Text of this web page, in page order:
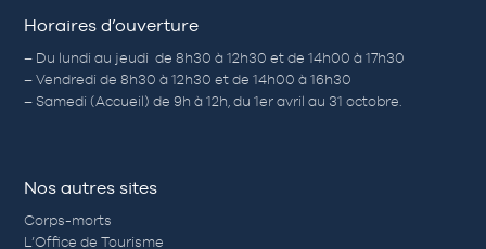
Horaires d’ouverture
– Du lundi au jeudi de 8h30 à 12h30 et de 14h00 à 17h30
– Vendredi de 8h30 à 12h30 et de 14h00 à 16h30
– Samedi (Accueil) de 9h à 12h, du 1er avril au 31 octobre.
Nos autres sites
Corps-morts
L’Office de Tourisme